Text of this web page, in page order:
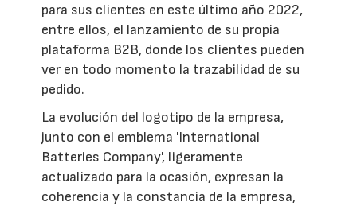
para sus clientes en este último año 2022,
entre ellos, el lanzamiento de su propia
plataforma B2B, donde los clientes pueden
ver en todo momento la trazabilidad de su
pedido.
La evolución del logotipo de la empresa,
junto con el emblema 'International
Batteries Company', ligeramente
actualizado para la ocasión, expresan la
coherencia y la constancia de la empresa,